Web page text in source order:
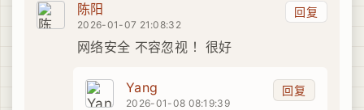
回复
陈阳
2026-01-07 21:08:32
网络安全 不容忽视 ！很好
回复
Yang
2026-01-08 08:19:39